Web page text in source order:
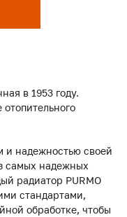
в 1953 году.
и надежностью своей
самых надежных
радиатор PURMO
стандартами,
обработке, чтобы